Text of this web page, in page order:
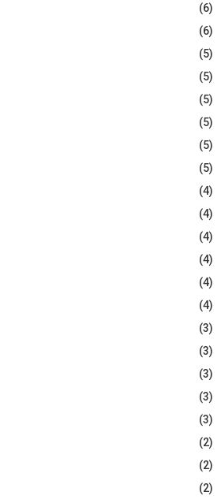
(6)
(6)
(5)
(5)
(5)
(5)
(5)
(5)
(4)
(4)
(4)
(4)
(4)
(4)
(3)
(3)
(3)
(3)
(3)
(2)
(2)
(2)